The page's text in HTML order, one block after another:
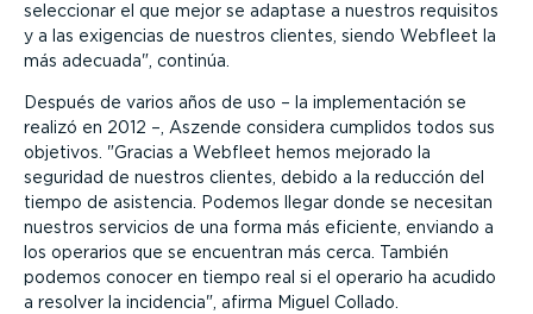
seleccionar el que mejor se adaptase a nuestros requisitos
y a las exigencias de nuestros clientes, siendo Webfleet la
más adecuada , continúa.
Después de varios años de uso – la implementación se
realizó en 2012 –, Aszende considera cumplidos todos sus
objetivos.
Gracias a Webfleet hemos mejorado la
seguridad de nuestros clientes, debido a la reducción del
tiempo de asistencia. Podemos llegar donde se necesitan
nuestros servicios de una forma más eficiente, enviando a
los operarios que se encuentran más cerca. También
podemos conocer en tiempo real si el operario ha acudido
a resolver la incidencia , afirma Miguel Collado.